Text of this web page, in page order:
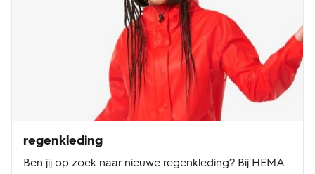
regenkleding
Ben jij op zoek naar nieuwe regenkleding? Bij HEMA